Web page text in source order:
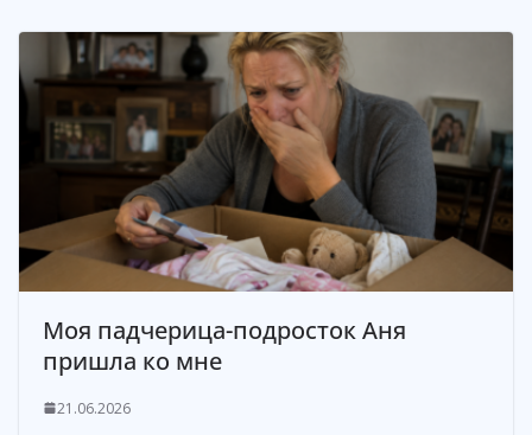
Моя падчерица-подросток Аня
пришла ко мне
21.06.2026